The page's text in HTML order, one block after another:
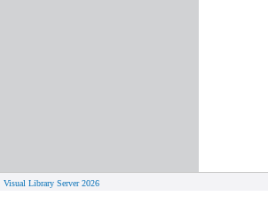
Visual Library Server 2026